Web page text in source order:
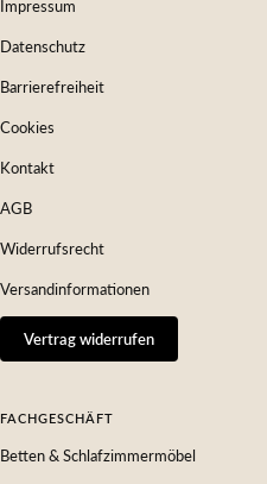
Impressum
Datenschutz
Barrierefreiheit
Cookies
Kontakt
AGB
Widerrufsrecht
Versandinformationen
Vertrag widerrufen
FACHGESCHÄFT
Betten & Schlafzimmermöbel